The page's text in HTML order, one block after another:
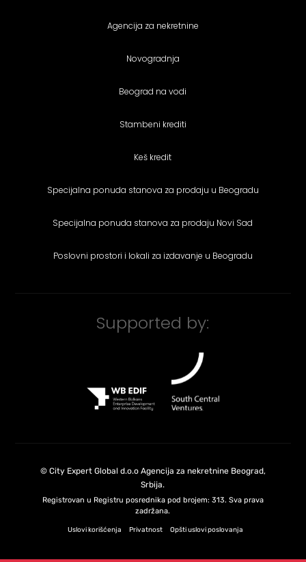
Agencija za nekretnine
Novogradnja
Beograd na vodi
Stambeni krediti
Keš kredit
Specijalna ponuda stanova za prodaju u Beogradu
Specijalna ponuda stanova za prodaju Novi Sad
Poslovni prostori i lokali za izdavanje u Beogradu
Supported by:
© City Expert Global d.o.o Agencija za nekretnine Beograd,
Srbija.
Registrovan u Registru posrednika pod brojem: 313. Sva prava
zadržana.
Uslovi korišćenja Privatnost Opšti uslovi poslovanja